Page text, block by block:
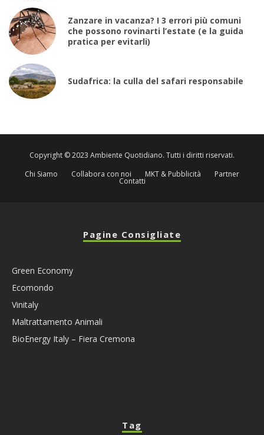
Zanzare in vacanza? I 3 errori più comuni
che possono rovinarti l’estate (e la guida
pratica per evitarli)
Sudafrica: la culla del safari responsabile
Copyright © 2023 Ambiente Quotidiano. Tutti i diritti riservati.
Chi Siamo
Collabora con noi MKT & Pubblicità Partner
Contatti
Pagine Consigliate
Green Economy
Ecomondo
Vinitaly
Maltrattamento Animali
BioEnergy Italy – Fiera Cremona
Tag